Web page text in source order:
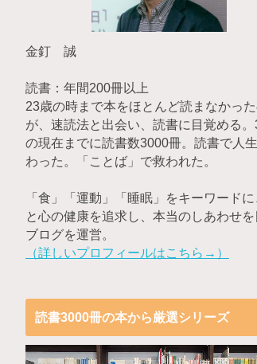
金釘 誠
読書：年間200冊以上
23歳の時まで本をほとんど読まなかっ
が、速読法と出会い、読書に目覚める
の現在までに読書数3000冊。読書で人
わった。「ことば」で救われた。
「食」「運動」「睡眠」をキーワード
と心の健康を追求し、本当のしあわせ
ブログを運営。
（詳しいプロフィールはこちら→）
読書3000冊の本から厳選シリーズ